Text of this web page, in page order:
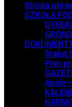
Strona
SZKOŁA
Statut
Plan
Apele